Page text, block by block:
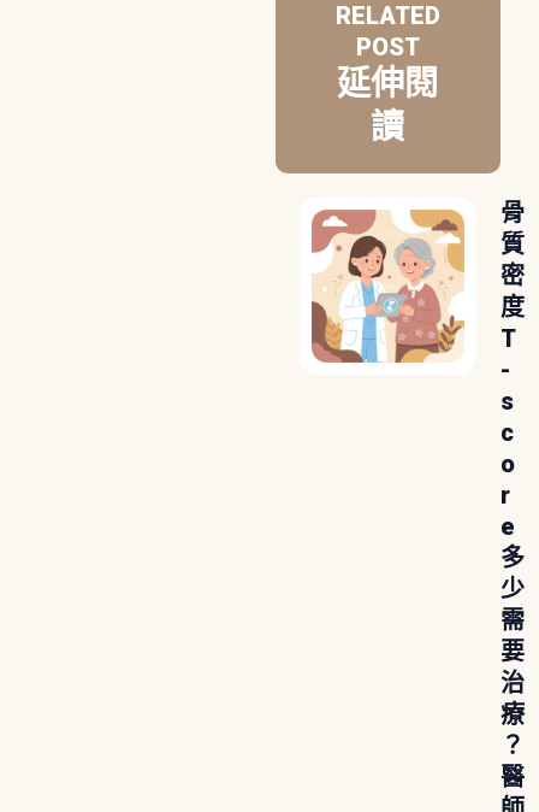
RELATED
POST
延伸閱
讀
骨
質
密
度
T
-
s
c
o
r
e
多
少
需
要
治
療
？
醫